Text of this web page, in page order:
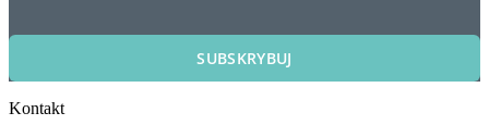
SUBSKRYBUJ
Kontakt